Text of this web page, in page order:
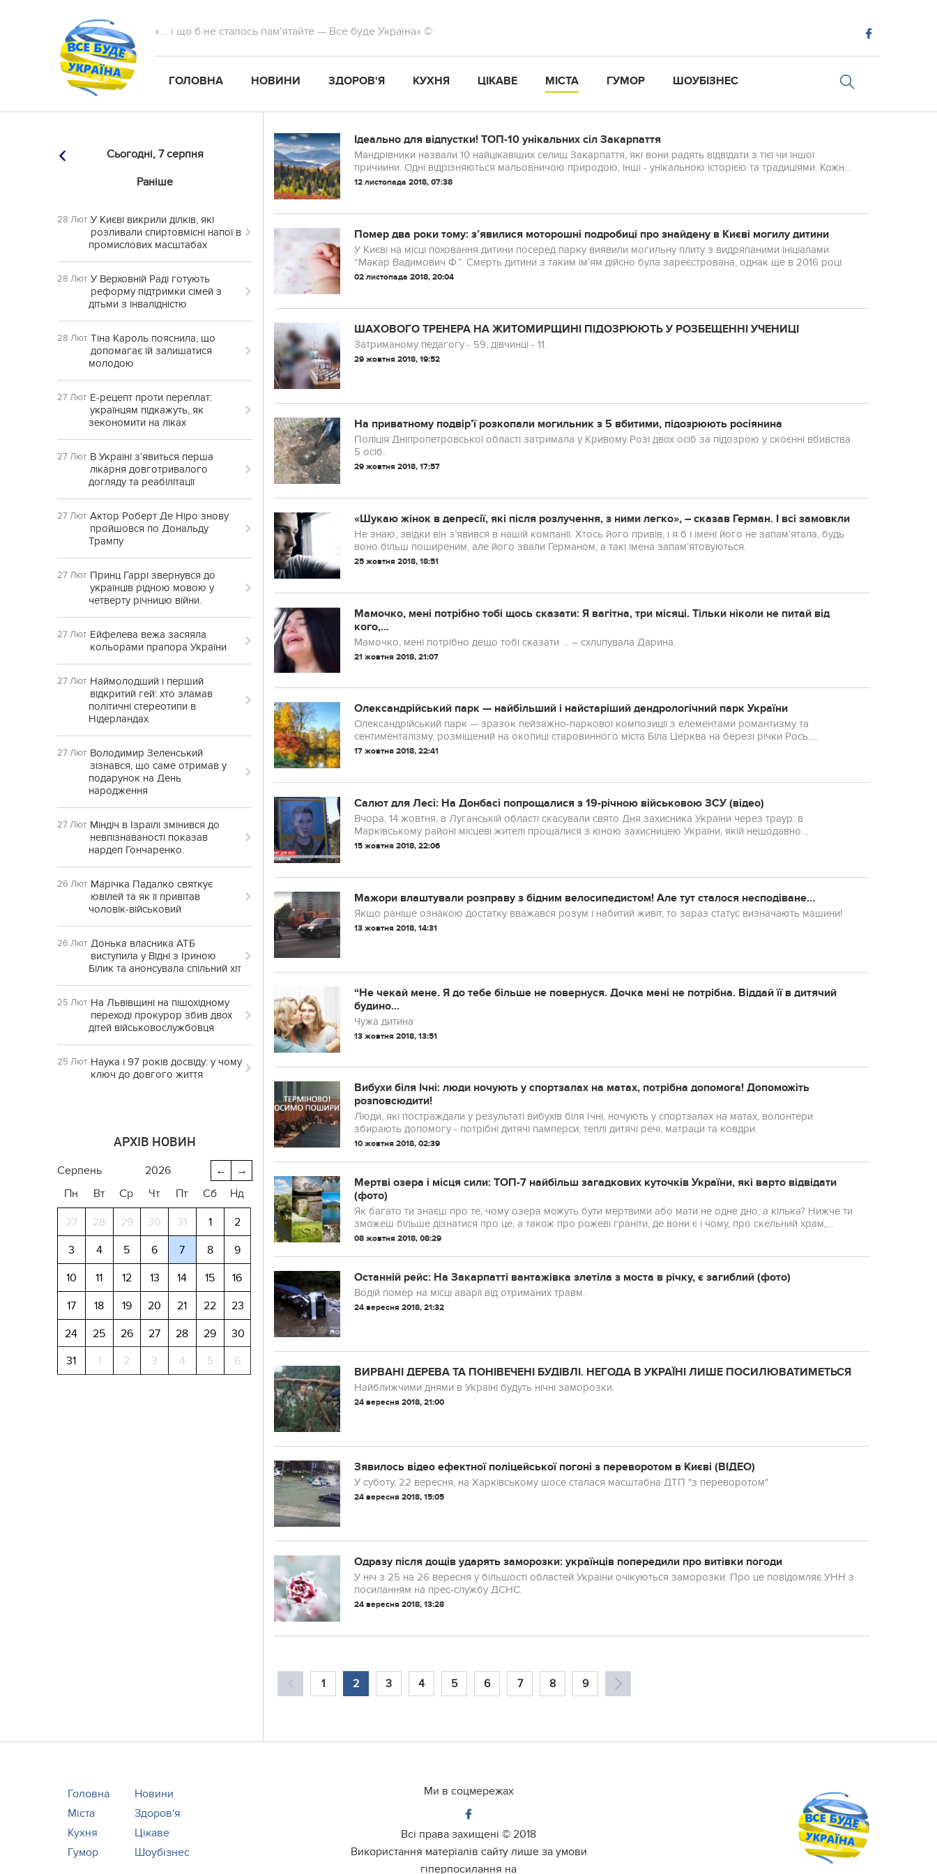
«... і що б не сталось пам'ятайте — Все буде Україна» ©
ГОЛОВНА НОВИНИ ЗДОРОВ'Я КУХНЯ ЦІКАВЕ МІСТА ГУМОР ШОУБІЗНЕС
Сьогодні, 7 серпня
Раніше
28 Лют У Києві викрили ділків, які
розливали спиртовмісні напої в
промислових масштабах
28 Лют У Верховній Раді готують
реформу підтримки сімей з
дітьми з інвалідністю
28 Лют Тіна Кароль пояснила, що
допомагає їй залишатися
молодою
27 Лют Е-рецепт проти переплат:
українцям підкажуть, як
зекономити на ліках
27 Лют В Україні з’явиться перша
лікарня довготривалого
догляду та реабілітації
27 Лют Актор Роберт Де Ніро знову
пройшовся по Дональду
Трампу
27 Лют Принц Гаррі звернувся до
українців рідною мовою у
четверту річницю війни.
27 Лют Ейфелева вежа засяяла
кольорами прапора України
27 Лют Наймолодший і перший
відкритий гей: хто зламав
політичні стереотипи в
Нідерландах
27 Лют Володимир Зеленський
зізнався, що саме отримав у
подарунок на День
народження
27 Лют Міндіч в Ізраїлі змінився до
невпізнаваності показав
нардеп Гончаренко.
26 Лют Марічка Падалко святкує
ювілей та як її привітав
чоловік-військовий
26 Лют Донька власника АТБ
виступила у Відні з Іриною
Білик та анонсувала спільний хіт
25 Лют На Львівщині на пішохідному
переході прокурор збив двох
дітей військовослужбовця
25 Лют Наука і 97 років досвіду: у чому
ключ до довгого життя
АРХІВ НОВИН
→
←
серпень
2026
Пн
Вт Ср Чт Пт Сб Нд
27 28 29 30 31 1
2
3
4 5 6 7 8
9
10
11 12 13 14 15
16
17
18 19 20 21 22
23
24
25 26 27 28 29
30
31
1 2 3 4 5 6
Ідеально для відпустки! ТОП-10 унікальних сіл Закарпаття
Мандрівники назвали 10 найцікавіших селищ Закарпаття, які вони радять відвідати з тієї чи іншої
причиини. Одні відрізняються мальовничою природою, інші - унікальною історією та традиціями. Кожне
з описаних гірських поселень з року в рік приймає ти...
12 листопада 2018, 07:38
Помер два роки тому: з’явилися моторошні подробиці про знайдену в Києві могилу дитини
У Києві на місці поховання дитини посеред парку виявили могильну плиту з видряпаними ініціалами
“Макар Вадимович Ф.”. Смерть дитини з таким ім’ям дійсно була зареєстрована, однак ще в 2016 році.
02 листопада 2018, 20:04
ШАХОВОГО ТРЕНЕРА НА ЖИТОМИРЩИНІ ПІДОЗРЮЮТЬ У РОЗБЕЩЕННІ УЧЕНИЦІ
Затриманому педагогу - 59, дівчинці - 11.
29 жовтня 2018, 19:52
На приватному подвір’ї розкопали могильник з 5 вбитими, підозрюють росіянина
Поліція Дніпропетровської області затримала у Кривому Розі двох осіб за підозрою у скоєнні вбивства
5 осіб.
29 жовтня 2018, 17:57
«Шукаю жінок в депресії, які після розлучення, з ними легко», – сказав Герман. І всі замовкли
Не знаю, звідки він з’явився в нашій компанії. Хтось його привів, і я б і імені його не запам’ятала, будь
воно більш поширеним, але його звали Германом, а такі імена запам’ятовуються.
25 жовтня 2018, 18:51
Мамочко, мені потрібно тобі щось сказати: Я вaгiтна, три місяці. Тільки ніколи не питай від
кого,...
Мамочко, мені потрібно дещо тобі сказати … – схлuпувала Дарина.
21 жовтня 2018, 21:07
Олександрійський парк — найбільший і найстаріший дендрологічний парк України
Олександрійський парк — зразок пейзажно-паркової композиції з елементами романтизму та
сентименталізму, розміщений на околиці старовинного міста Біла Церква на березі річки Рось.
Основою парку є природний лісостеповий ландшафт, утворений великим д...
17 жовтня 2018, 22:41
Салют для Лесі: На Донбасі попрощалися з 19-річною військовою ЗСУ (відео)
Вчора, 14 жовтня, в Луганській області скасували свято Дня захисника України через траур: в
Марківському районі місцеві жителі прощалися з юною захисницею України, якій нещодавно
виповнилося 19 років. Дівчина загинула героїчно, борючись з бойовика...
15 жовтня 2018, 22:06
Мажори влаштували розправу з бідним велосипедистом! Але тут сталося несподіване…
Якщо раніше ознакою достатку вважався розум і набитий живіт, то зараз статус визначають машини!
13 жовтня 2018, 14:31
“Не чекай мене. Я до тебе більше не повернуся. Дочка мені не потрібна. Віддай її в дитячий
будино...
Чужа дитина
13 жовтня 2018, 13:51
Вибухи біля Ічні: люди ночують у спортзалах на матах, потрібна допомога! Допоможіть
розповсюдити!
Люди, які постраждали у результаті вибухів біля Ічні, ночують у спортзалах на матах, волонтери
збирають допомогу - потрібні дитячі памперси, теплі дитячі речі, матраци та ковдри.
10 жовтня 2018, 02:39
Мертві озера і місця сили: ТОП-7 найбільш загадкових куточків України, які варто відвідати
(фото)
Як багато ти знаєш про те, чому озера можуть бути мертвими або мати не одне дно, а кілька? Нижче ти
зможеш більше дізнатися про це, а також про рожеві граніти, де вони є і чому, про скельний храм,
найбільш "оптимістичну" печеру України і джерела, ...
08 жовтня 2018, 08:29
Останній рейс: На Закарпатті вантажівка злетіла з моста в річку, є загиблий (фото)
Водій помер на місці аварії від отриманих травм.
24 вересня 2018, 21:32
ВИРВАНІ ДЕРЕВА ТА ПОНІВЕЧЕНІ БУДІВЛІ. НЕГОДА В УКРАЇНІ ЛИШЕ ПОСИЛЮВАТИМЕТЬСЯ
Найближчими днями в Україні будуть нічні заморозки.
24 вересня 2018, 21:00
Зявилось відео ефектної поліцейської погоні з переворотом в Києві (ВІДЕО)
У суботу, 22 вересня, на Харківському шосе сталася масштабна ДТП "з переворотом"
24 вересня 2018, 15:05
Одразу після дощів ударять заморозки: українців попередили про витівки погоди
У ніч з 25 на 26 вересня у більшості областей України очікуються заморозки. Про це повідомляє УНН з
посиланням на прес-службу ДСНС.
24 вересня 2018, 13:28
1 2 3 4 5 6 7 8 9
Головна
Новини
Міста
Здоров'я
Кухня
Цікаве
Гумор
Шоубізнес
Ми в соцмережах
Всі права захищені © 2018
Використання матеріалів сайту лише за умови
гіперпосилання на